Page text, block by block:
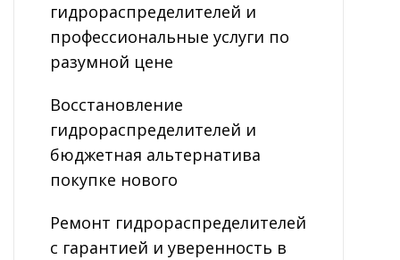
гидрораспределителей и
профессиональные услуги по
разумной цене
Восстановление
гидрораспределителей и
бюджетная альтернатива
покупке нового
Ремонт гидрораспределителей
с гарантией и уверенность в